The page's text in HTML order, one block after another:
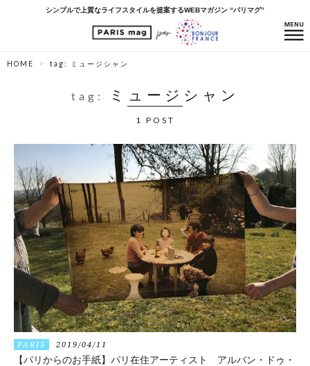
シンプルで上質なライフスタイルを提案するWEBマガジン “パリマグ”
HOME tag: ミュージシャン
tag: ミュージシャン
1 POST
PARIS 2019/04/11
【パリからのお手紙】パリ在住アーティスト アルバン・ドゥ・